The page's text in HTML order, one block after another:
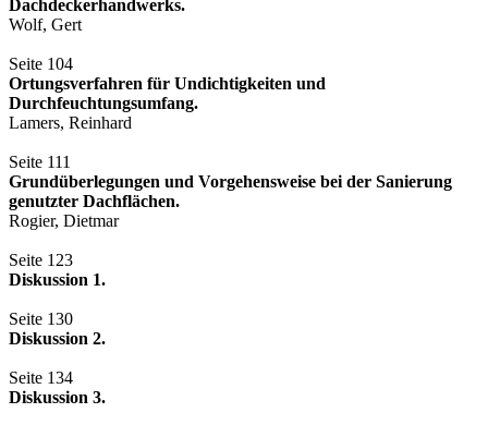
Dachdeckerhandwerks.
Wolf, Gert
Seite 104
Ortungsverfahren für Undichtigkeiten und
Durchfeuchtungsumfang.
Lamers, Reinhard
Seite 111
Grundüberlegungen und Vorgehensweise bei der Sanierung
genutzter Dachflächen.
Rogier, Dietmar
Seite 123
Diskussion 1.
Seite 130
Diskussion 2.
Seite 134
Diskussion 3.